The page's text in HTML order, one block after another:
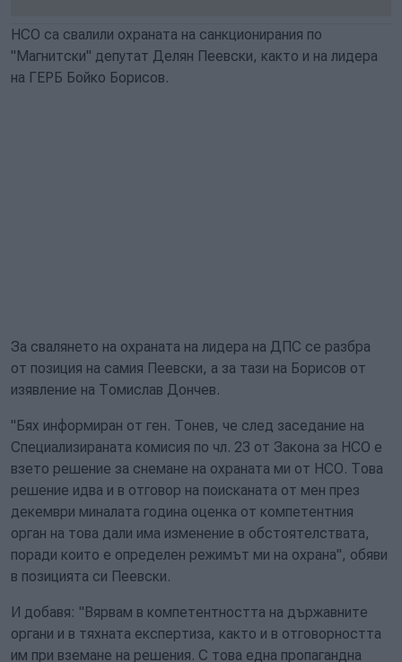
НСО са свалили охраната на санкционирания по
"Магнитски" депутат Делян Пеевски, както и на лидера
на ГЕРБ Бойко Борисов.
За свалянето на охраната на лидера на ДПС се разбра
от позиция на самия Пеевски, а за тази на Борисов от
изявление на Томислав Дончев.
"Бях информиран от ген. Тонев, че след заседание на
Специализираната комисия по чл. 23 от Закона за НСО е
взето решение за снемане на охраната ми от НСО. Това
решение идва и в отговор на поисканата от мен през
декември миналата година оценка от компетентния
орган на това дали има изменение в обстоятелствата,
поради които е определен режимът ми на охрана", обяви
в позицията си Пеевски.
И добавя: "Вярвам в компетентността на държавните
органи и в тяхната експертиза, както и в отговорността
им при вземане на решения. С това една пропагандна